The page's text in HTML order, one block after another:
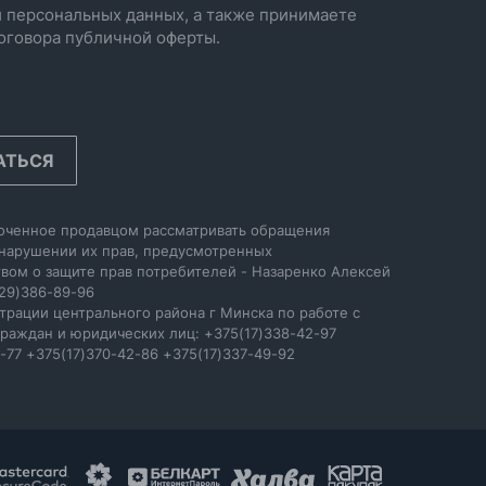
персональных данных, а также принимаете
публичной оферты.
продавцом рассматривать обращения
их прав, предусмотренных
о защите прав потребителей - Назаренко Алексей
89-96
центрального района г Минска по работе с
и юридических лиц: +375(17)338-42-97
77 +375(17)370-42-86 +375(17)337-49-92